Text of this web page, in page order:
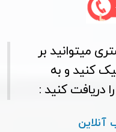
میتوانید بر
کنید و به
دریافت کنید :